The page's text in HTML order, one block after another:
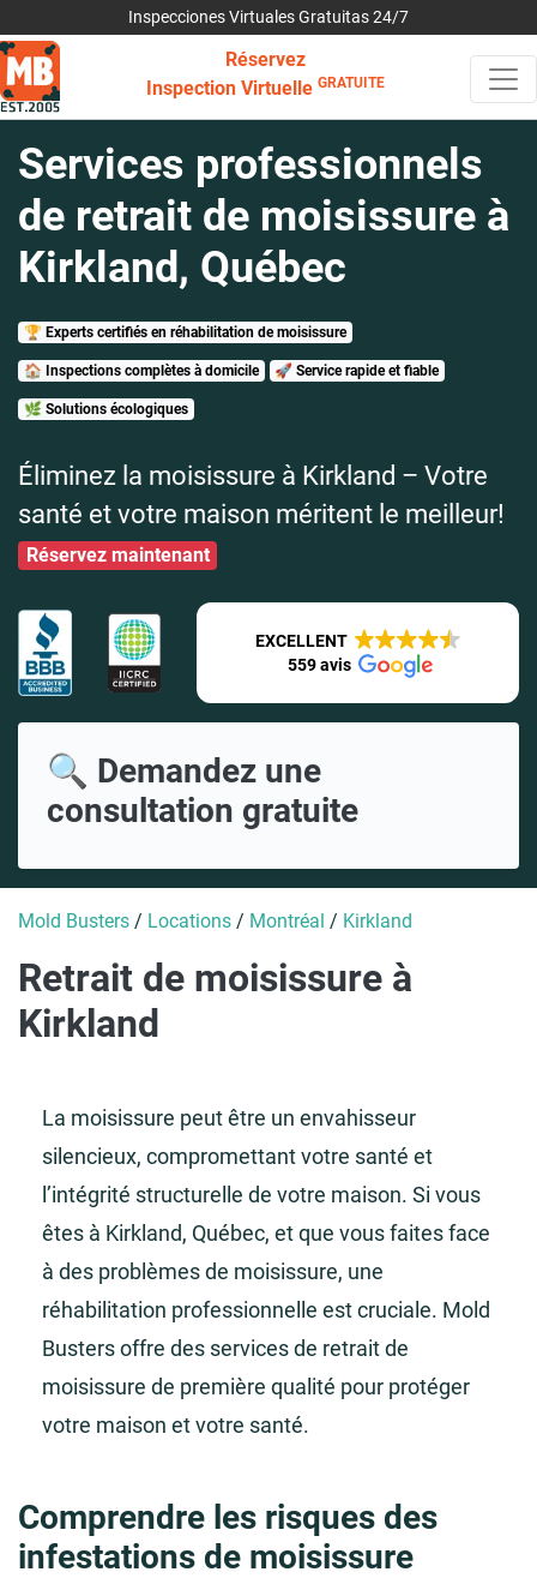
Inspecciones Virtuales Gratuitas 24/7
Réservez
Inspection Virtuelle GRATUITE
Services professionnels
de retrait de moisissure à
Kirkland, Québec
🏆 Experts certifiés en réhabilitation de moisissure
🏠 Inspections complètes à domicile 🚀 Service rapide et fiable
🌿 Solutions écologiques
Éliminez la moisissure à Kirkland – Votre
santé et votre maison méritent le meilleur!
Réservez maintenant
EXCELLENT
559 avis
🔍 Demandez une
consultation gratuite
Mold Busters / Locations / Montréal / Kirkland
Retrait de moisissure à
Kirkland
La moisissure peut être un envahisseur
silencieux, compromettant votre santé et
l’intégrité structurelle de votre maison. Si vous
êtes à Kirkland, Québec, et que vous faites face
à des problèmes de moisissure, une
réhabilitation professionnelle est cruciale. Mold
Busters offre des services de retrait de
moisissure de première qualité pour protéger
votre maison et votre santé.
Comprendre les risques des
infestations de moisissure